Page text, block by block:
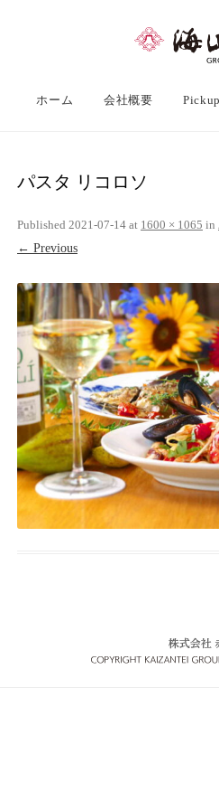
ホーム 会社概要 Pickup
パスタ リコロソ
Published 2021-07-14 at 1600 × 1065 in
← Previous